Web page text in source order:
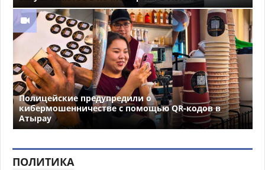
Полицейские предупредили о
кибермошенничестве с помощью QR-кодов в
Атырау
ПОЛИТИКА